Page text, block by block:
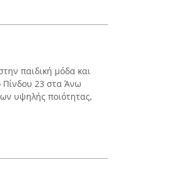
παιδική μόδα και
Πίνδου 23 στα Άνω
υψηλής ποιότητας,